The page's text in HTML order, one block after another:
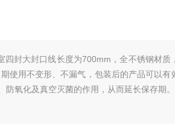
四封大封口线长度为700mm，全不锈钢材质
使用不变形、不漏气，包装后的产品可以有
氧化及真空灭菌的作用，从而延长保存期。